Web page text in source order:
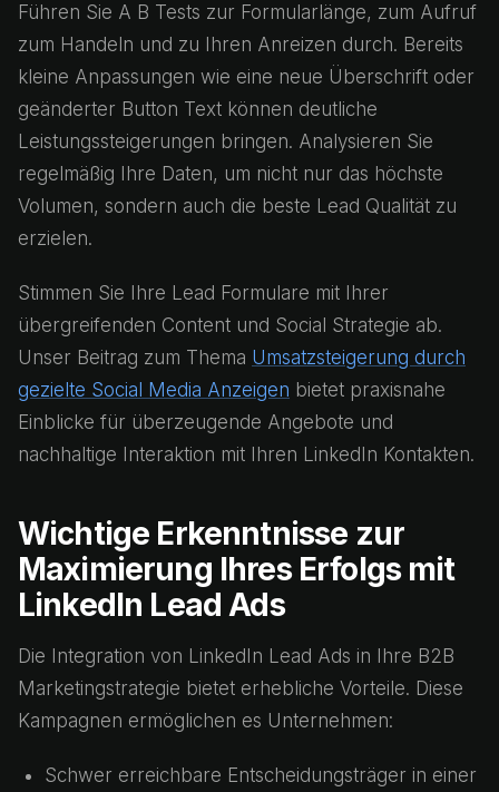
Führen Sie A B Tests zur Formularlänge, zum Aufruf
zum Handeln und zu Ihren Anreizen durch. Bereits
kleine Anpassungen wie eine neue Überschrift oder
geänderter Button Text können deutliche
Leistungssteigerungen bringen. Analysieren Sie
regelmäßig Ihre Daten, um nicht nur das höchste
Volumen, sondern auch die beste Lead Qualität zu
erzielen.
Stimmen Sie Ihre Lead Formulare mit Ihrer
übergreifenden Content und Social Strategie ab.
Unser Beitrag zum Thema Umsatzsteigerung durch
gezielte Social Media Anzeigen bietet praxisnahe
Einblicke für überzeugende Angebote und
nachhaltige Interaktion mit Ihren LinkedIn Kontakten.
Wichtige Erkenntnisse zur
Maximierung Ihres Erfolgs mit
LinkedIn Lead Ads
Die Integration von LinkedIn Lead Ads in Ihre B2B
Marketingstrategie bietet erhebliche Vorteile. Diese
Kampagnen ermöglichen es Unternehmen:
Schwer erreichbare Entscheidungsträger in einer